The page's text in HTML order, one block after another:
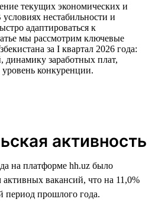
текущих экономических и
нестабильности и
адаптироваться к
мы рассмотрим ключевые
за I квартал 2026 года:
динамику заработных плат,
уровень конкуренции.
активность
на платформе hh.uz было
вакансий, что на 11,0%
период прошлого года.